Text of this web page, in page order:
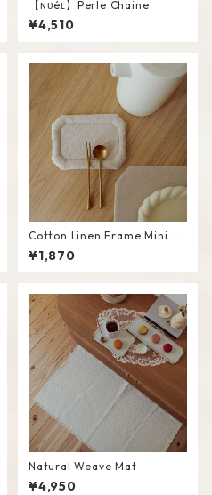
【ɴᴜéʟ】Perle Chaine
¥4,510
Cotton Linen Frame Mini M
at #Beige
¥1,870
Natural Weave Mat
¥4,950